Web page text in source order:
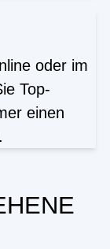
oder im
Top-
einen